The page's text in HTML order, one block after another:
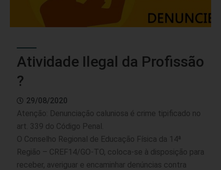
Atividade Ilegal da Profissão
?
29/08/2020
Atenção: Denunciação caluniosa é crime tipificado no
art. 339 do Código Penal.
O Conselho Regional de Educação Física da 14ª
Região – CREF14/GO-TO, coloca-se à disposição para
receber, averiguar e encaminhar denúncias contra